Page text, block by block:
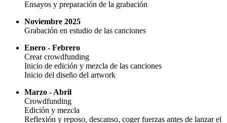
Ensayos y preparación de la grabación
Noviembre 2025
Grabación en estudio de las canciones
Enero - Febrero
Crear crowdfunding
Inicio de edición y mezcla de las canciones
Inicio del diseño del artwork
Marzo - Abril
Crowdfunding
Edición y mezcla
Reflexión y reposo, descanso, coger fuerzas antes de lanzar el